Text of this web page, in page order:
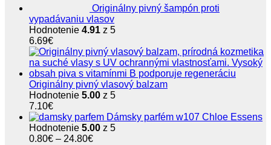
Originálny pivný šampón proti
vypadávaniu vlasov
Hodnotenie 4.91 z 5
6.69€
Originálny pivný vlasový balzam
Hodnotenie 5.00 z 5
7.10€
Dámsky parfém w107 Chloe Essens
Hodnotenie 5.00 z 5
0.80€ – 24.80€Price